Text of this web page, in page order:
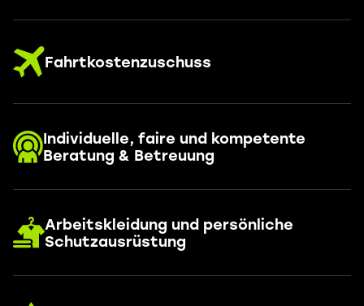
Fahrtkostenzuschuss
Individuelle, faire und kompetente
Beratung & Betreuung
Arbeitskleidung und persönliche
Schutzausrüstung